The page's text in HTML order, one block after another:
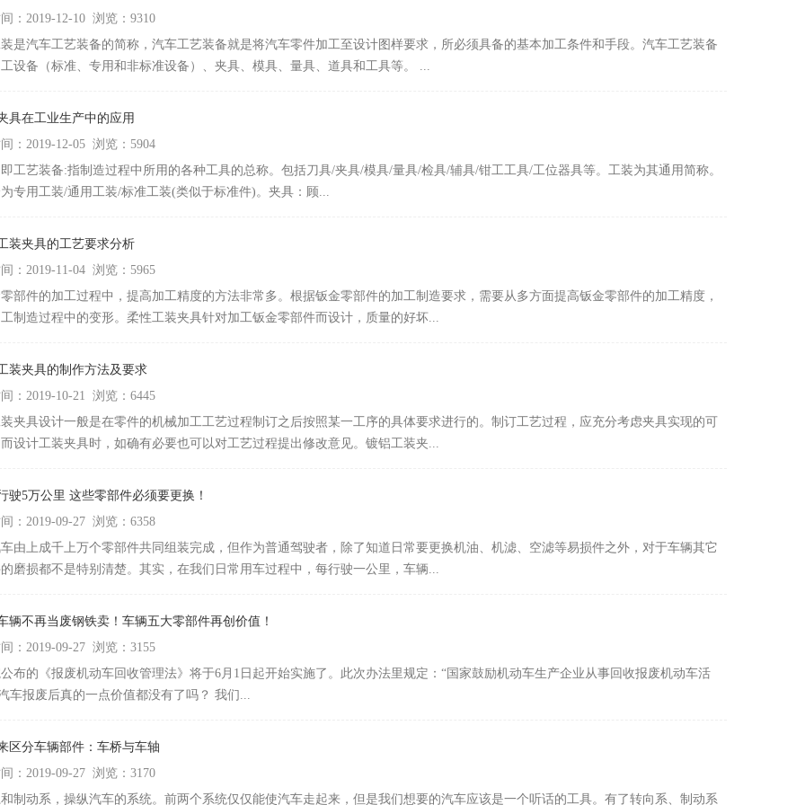
：2019-12-10 浏览：9310
是汽车工艺装备的简称，汽车工艺装备就是将汽车零件加工至设计图样要求，所必须具备的基本加工条件和手段。汽车工艺装备
设备（标准、专用和非标准设备）、夹具、模具、量具、道具和工具等。 ...
具在工业生产中的应用
：2019-12-05 浏览：5904
工艺装备:指制造过程中所用的各种工具的总称。包括刀具/夹具/模具/量具/检具/辅具/钳工工具/工位器具等。工装为其通用简称。
专用工装/通用工装/标准工装(类似于标准件)。夹具：顾...
装夹具的工艺要求分析
：2019-11-04 浏览：5965
部件的加工过程中，提高加工精度的方法非常多。根据钣金零部件的加工制造要求，需要从多方面提高钣金零部件的加工精度，
制造过程中的变形。柔性工装夹具针对加工钣金零部件而设计，质量的好坏...
装夹具的制作方法及要求
：2019-10-21 浏览：6445
夹具设计一般是在零件的机械加工工艺过程制订之后按照某一工序的具体要求进行的。制订工艺过程，应充分考虑夹具实现的可
设计工装夹具时，如确有必要也可以对工艺过程提出修改意见。镀铝工装夹...
驶5万公里 这些零部件必须要更换！
：2019-09-27 浏览：6358
由上成千上万个零部件共同组装完成，但作为普通驾驶者，除了知道日常要更换机油、机滤、空滤等易损件之外，对于车辆其它
磨损都不是特别清楚。其实，在我们日常用车过程中，每行驶一公里，车辆...
辆不再当废钢铁卖！车辆五大零部件再创价值！
：2019-09-27 浏览：3155
布的《报废机动车回收管理法》将于6月1日起开始实施了。此次办法里规定：“国家鼓励机动车生产企业从事回收报废机动车活
车报废后真的一点价值都没有了吗？ 我们...
区分车辆部件：车桥与车轴
：2019-09-27 浏览：3170
制动系，操纵汽车的系统。前两个系统仅仅能使汽车走起来，但是我们想要的汽车应该是一个听话的工具。有了转向系、制动系